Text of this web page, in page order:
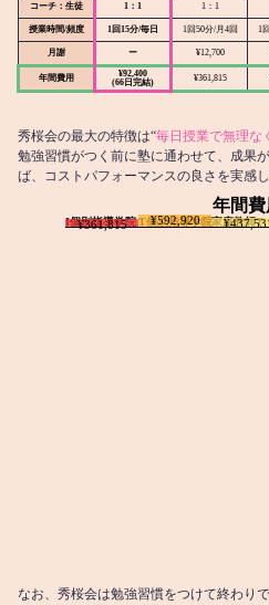
コーチ：生徒 1：1 1：1
授業時間/頻度 1回15分/毎日 1回50分/月4回 1
月謝 ー ¥12,700
年間費用
¥92,400
(66日完結)
¥361,815
秀桜会の最大の特徴は“毎日授業で無理な
勉強習慣がつく前に塾に通わせて、成果
ば、コストパフォーマンスの良さを実感
年間費
I個別指導学院
¥361,815 T個別指導学院
¥592,920 家庭教師T
なお、秀桜会は勉強習慣をつけて終わり